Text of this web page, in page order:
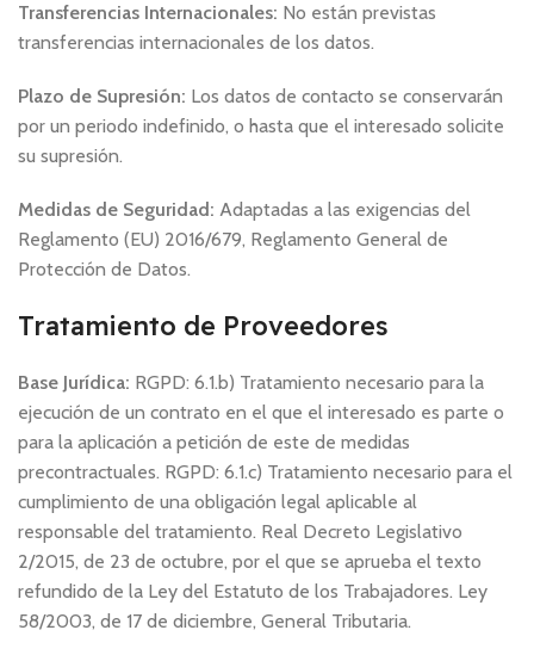
Transferencias Internacionales: No están previstas
transferencias internacionales de los datos.
Plazo de Supresión: Los datos de contacto se conservarán
por un periodo indefinido, o hasta que el interesado solicite
su supresión.
Medidas de Seguridad: Adaptadas a las exigencias del
Reglamento (EU) 2016/679, Reglamento General de
Protección de Datos.
Tratamiento de Proveedores
Base Jurídica: RGPD: 6.1.b) Tratamiento necesario para la
ejecución de un contrato en el que el interesado es parte o
para la aplicación a petición de este de medidas
precontractuales. RGPD: 6.1.c) Tratamiento necesario para el
cumplimiento de una obligación legal aplicable al
responsable del tratamiento. Real Decreto Legislativo
2/2015, de 23 de octubre, por el que se aprueba el texto
refundido de la Ley del Estatuto de los Trabajadores. Ley
58/2003, de 17 de diciembre, General Tributaria.